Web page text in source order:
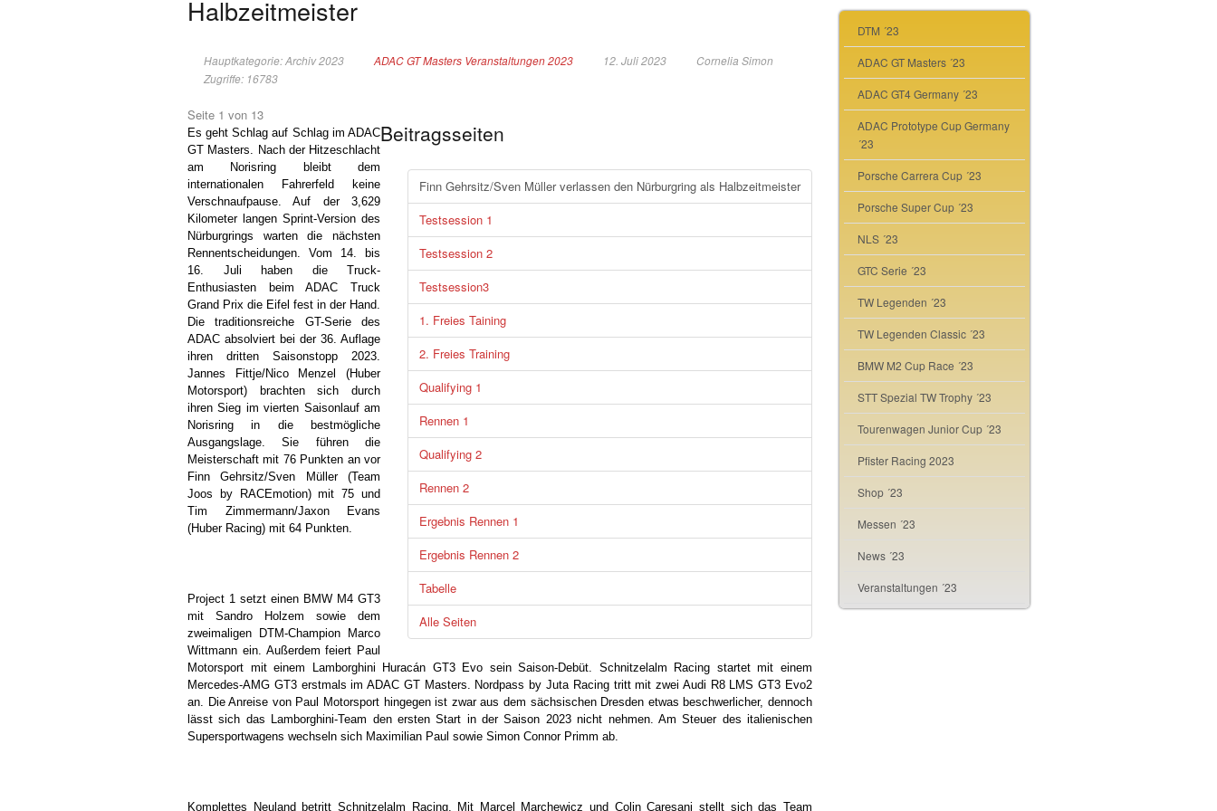
Halbzeitmeister
Hauptkategorie: Archiv 2023 ADAC GT Masters Veranstaltungen 2023 12. Juli 2023
Cornelia Simon
Zugriffe: 16783
Beitragsseiten
Finn Gehrsitz/Sven Müller verlassen den Nürburgring als Halbzeitmeister
Testsession 1
Testsession 2
Testsession3
1. Freies Taining
2. Freies Training
Qualifying 1
Rennen 1
Qualifying 2
Rennen 2
Ergebnis Rennen 1
Ergebnis Rennen 2
Tabelle
Alle Seiten
Seite 1 von 13
Es geht Schlag auf Schlag im ADAC
GT Masters. Nach der Hitzeschlacht
am Norisring bleibt dem
internationalen Fahrerfeld keine
Verschnaufpause. Auf der 3,629
Kilometer langen Sprint-Version des
Nürburgrings warten die nächsten
Rennentscheidungen. Vom 14. bis
16. Juli haben die Truck-
Enthusiasten beim ADAC Truck
Grand Prix die Eifel fest in der Hand.
Die traditionsreiche GT-Serie des
ADAC absolviert bei der 36. Auflage
ihren dritten Saisonstopp 2023.
Jannes Fittje/Nico Menzel (Huber
Motorsport) brachten sich durch
ihren Sieg im vierten Saisonlauf am
Norisring in die bestmögliche
Ausgangslage. Sie führen die
Meisterschaft mit 76 Punkten an vor
Finn Gehrsitz/Sven Müller (Team
Joos by RACEmotion) mit 75 und
Tim Zimmermann/Jaxon Evans
(Huber Racing) mit 64 Punkten.
Project 1 setzt einen BMW M4 GT3
mit Sandro Holzem sowie dem
zweimaligen DTM-Champion Marco
Wittmann ein. Außerdem feiert Paul
Motorsport mit einem Lamborghini Huracán GT3 Evo sein Saison-Debüt. Schnitzelalm Racing startet mit einem
Mercedes-AMG GT3 erstmals im ADAC GT Masters. Nordpass by Juta Racing tritt mit zwei Audi R8 LMS GT3 Evo2
an. Die Anreise von Paul Motorsport hingegen ist zwar aus dem sächsischen Dresden etwas beschwerlicher, dennoch
lässt sich das Lamborghini-Team den ersten Start in der Saison 2023 nicht nehmen. Am Steuer des italienischen
Supersportwagens wechseln sich Maximilian Paul sowie Simon Connor Primm ab.
Komplettes Neuland betritt Schnitzelalm Racing. Mit Marcel Marchewicz und Colin Caresani stellt sich das Team
DTM ´23
ADAC GT Masters ´23
ADAC GT4 Germany ´23
ADAC Prototype Cup Germany
´23
Porsche Carrera Cup ´23
Porsche Super Cup ´23
NLS ´23
GTC Serie ´23
TW Legenden ´23
TW Legenden Classic ´23
BMW M2 Cup Race ´23
STT Spezial TW Trophy ´23
Tourenwagen Junior Cup ´23
Pfister Racing 2023
Shop ´23
Messen ´23
News ´23
Veranstaltungen ´23